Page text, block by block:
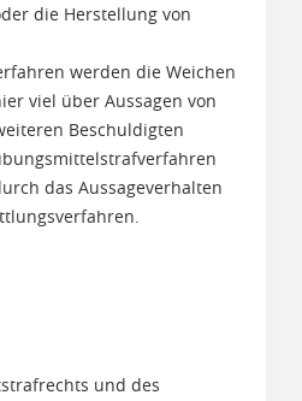
die Herstellung von
werden die Weichen
viel über Aussagen von
Beschuldigten
das Aussageverhalten
und des